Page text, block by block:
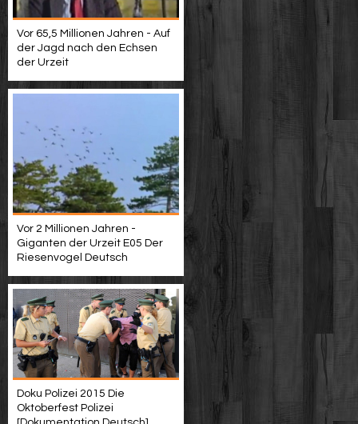
Vor 65,5 Millionen Jahren - Auf
der Jagd nach den Echsen
der Urzeit
Vor 2 Millionen Jahren -
Giganten der Urzeit E05 Der
Riesenvogel Deutsch
Doku Polizei 2015 Die
Oktoberfest Polizei